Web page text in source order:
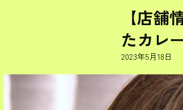
【店
たカレ
2023年5月18日